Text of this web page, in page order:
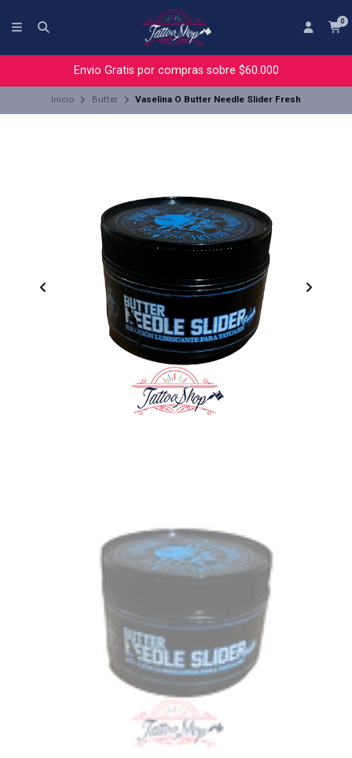
0
Envio Gratis por compras sobre $60.000
Inicio Butter Vaselina O Butter Needle Slider Fresh